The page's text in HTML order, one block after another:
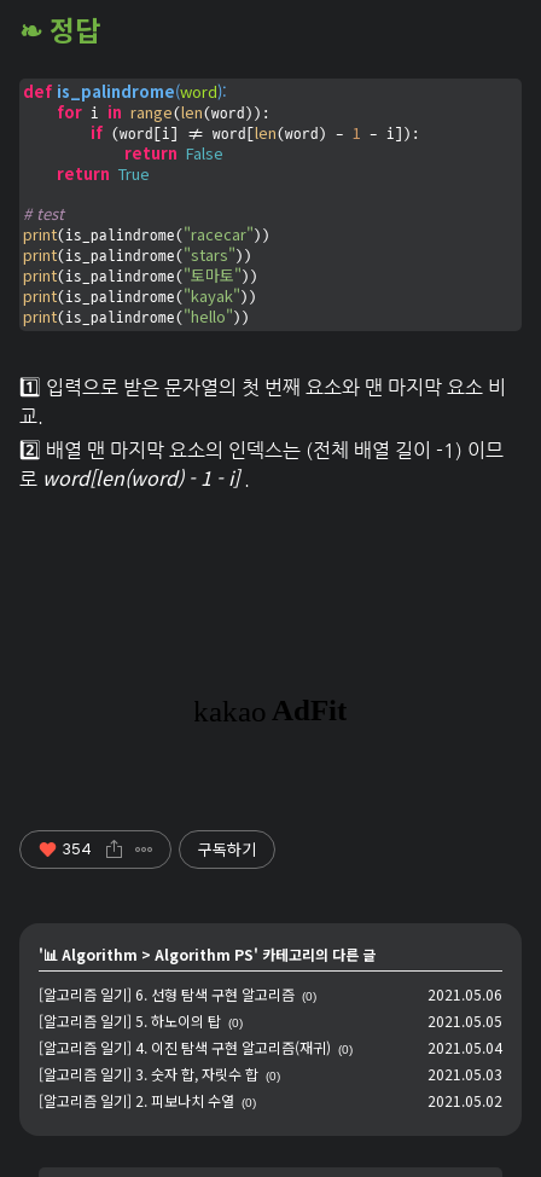
❧ 정답
def is_palindrome(word):
for i in range(len(word)):
if (word[i] != word[ len(word) - 1 - i]):
return False
return True
# test
print(is_palindrome( "racecar"
print(is_palindrome( "stars"
print(is_palindrome( "토마토"
print(is_palindrome( "kayak"
print(is_palindrome( "hello" ))
1️⃣ 입력으로 받은 문자열의 첫 번째 요소와 맨 마지막 요소 비
교.
2️⃣ 배열 맨 마지막 요소의 인덱스는 (전체 배열 길이 -1) 이므
로 word[len(word) - 1 - i].
354 구독하기
'📊 Algorithm > Algorithm PS' 카테고리의 다른 글
[알고리즘 일기] 6. 선형 탐색 구현 알고리즘 (0)
2021.05.06
[알고리즘 일기] 5. 하노이의 탑 (0)
2021.05.05
[알고리즘 일기] 4. 이진 탐색 구현 알고리즘(재귀)
(0)
2021.05.04
[알고리즘 일기] 3. 숫자 합, 자릿수 합 (0)
2021.05.03
[알고리즘 일기] 2. 피보나치 수열
(0) 2021.05.02